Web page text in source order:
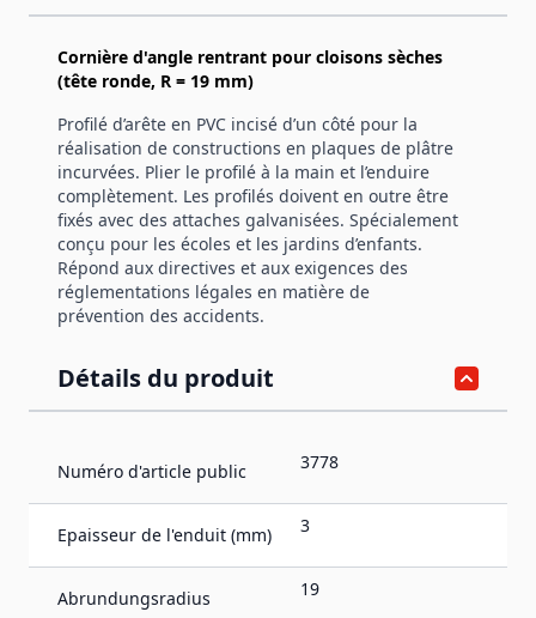
Cornière d'angle rentrant pour cloisons sèches
(tête ronde, R = 19 mm)
Profilé d’arête en PVC incisé d’un côté pour la
réalisation de constructions en plaques de plâtre
incurvées. Plier le profilé à la main et l’enduire
complètement. Les profilés doivent en outre être
fixés avec des attaches galvanisées. Spécialement
conçu pour les écoles et les jardins d’enfants.
Répond aux directives et aux exigences des
réglementations légales en matière de
prévention des accidents.
Détails du produit
Numéro d'article public 3778
Epaisseur de l'enduit (mm) 3
Abrundungsradius 19